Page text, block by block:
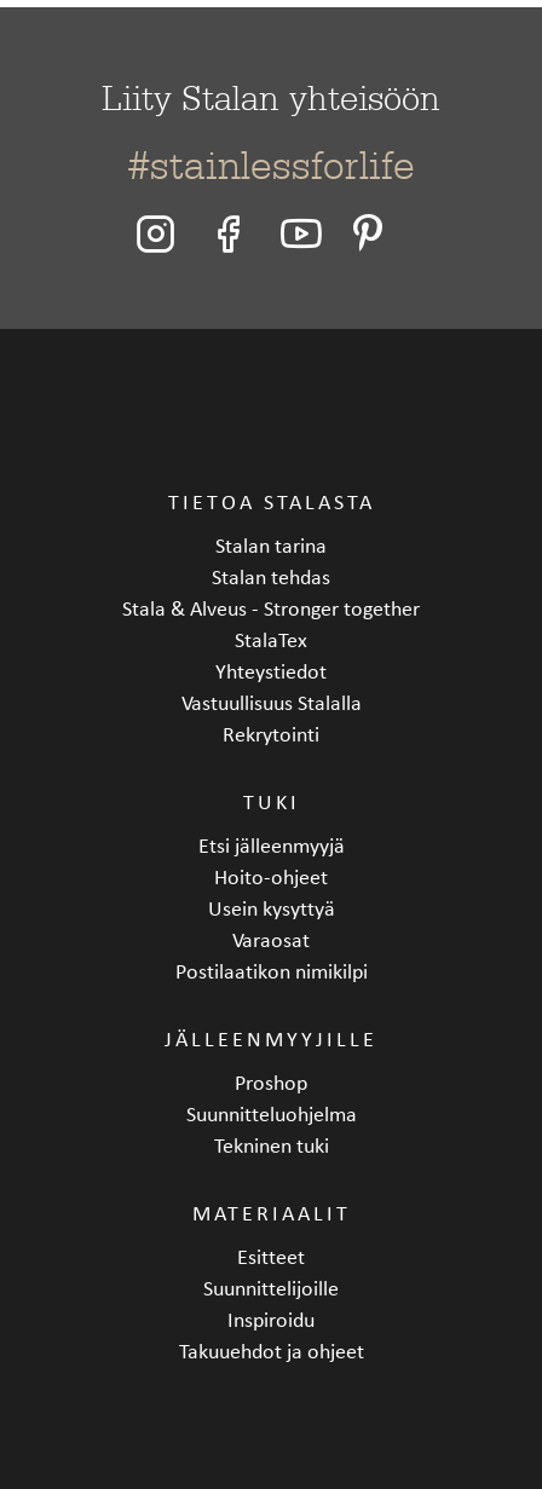
Liity Stalan yhteisöön
#stainlessforlife
TIETOA STALASTA
Stalan tarina
Stalan tehdas
Stala & Alveus - Stronger together
StalaTex
Yhteystiedot
Vastuullisuus Stalalla
Rekrytointi
TUKI
Etsi jälleenmyyjä
Hoito-ohjeet
Usein kysyttyä
Varaosat
Postilaatikon nimikilpi
JÄLLEENMYYJILLE
Proshop
Suunnitteluohjelma
Tekninen tuki
MATERIAALIT
Esitteet
Suunnittelijoille
Inspiroidu
Takuuehdot ja ohjeet